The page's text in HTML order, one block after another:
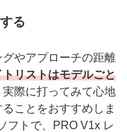
る
やアプローチの距離
トリストはモデルごと
実際に打ってみて心地
ことをおすすめしま
フトで、PRO V1x レ